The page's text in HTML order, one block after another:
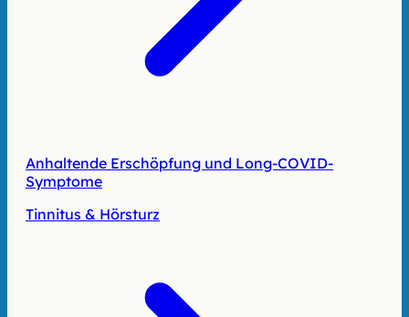
Anhaltende Erschöpfung und Long-COVID-
Symptome
Tinnitus & Hörsturz